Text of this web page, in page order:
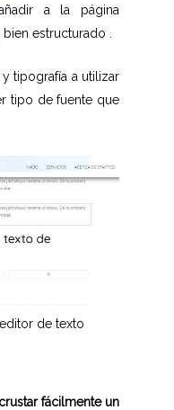
a la página
estructurado .
tipografía a utilizar
tipo de fuente que
de texto
fácilmente un